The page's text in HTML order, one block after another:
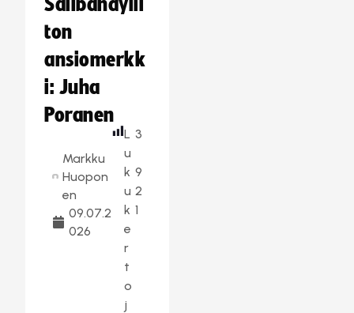
Salibandylii
ton
ansiomerkk
i: Juha
Poranen
Markku
Huopon
en
09.07.2
026
L
u
k
u
k
e
r
t
o
j
3
9
2
1